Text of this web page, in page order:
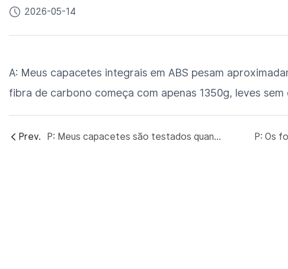
2026-05-14
A: Meus capacetes integrais em ABS pesam
fibra de carbono começa com apenas 1350g, leves
Prev. P: Meus capacetes são testados quanto à segurança?